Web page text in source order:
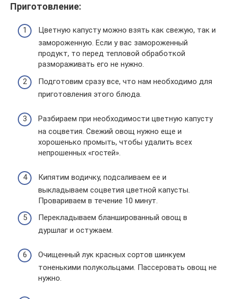
Приготовление:
Цветную капусту можно взять как свежую, так и
замороженную. Если у вас замороженный
продукт, то перед тепловой обработкой
размораживать его не нужно.
Подготовим сразу все, что нам необходимо для
приготовления этого блюда.
Разбираем при необходимости цветную капусту
на соцветия. Свежий овощ нужно еще и
хорошенько промыть, чтобы удалить всех
непрошенных «гостей».
Кипятим водичку, подсаливаем ее и
выкладываем соцветия цветной капусты.
Провариваем в течение 10 минут.
Перекладываем бланшированный овощ в
дуршлаг и остужаем.
Очищенный лук красных сортов шинкуем
тоненькими полукольцами. Пассеровать овощ не
нужно.